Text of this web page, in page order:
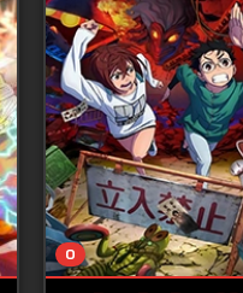
Tập 21
Tập 22
Tập 23
Tập 24
Tập 25
Tập 26 0